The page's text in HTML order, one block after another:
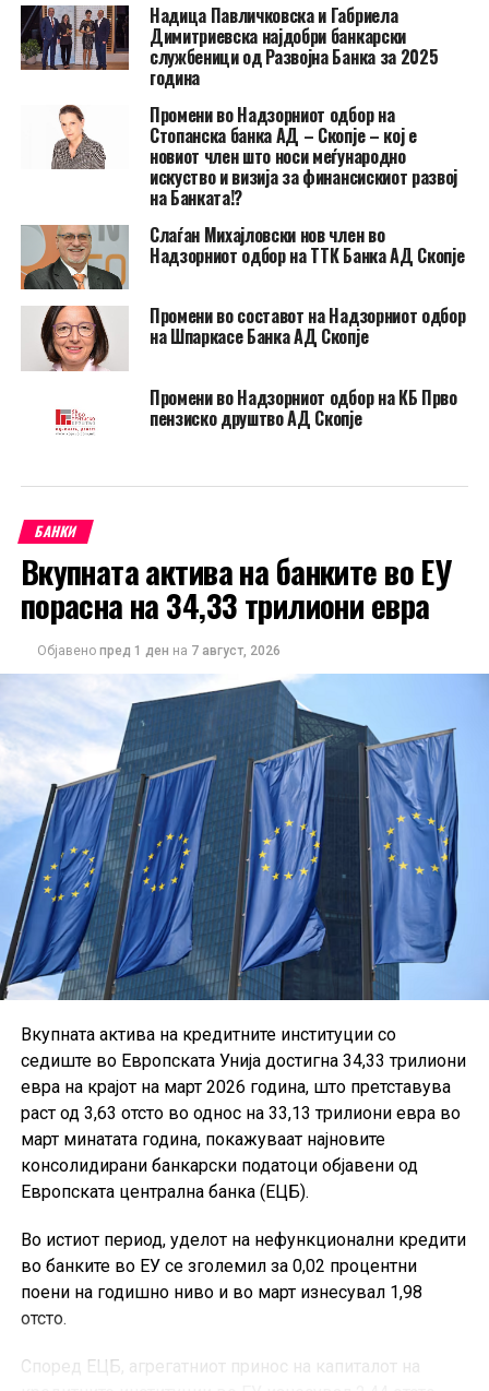
Надица Павличковска и Габриела
Димитриевска најдобри банкарски
службеници од Развојна Банка за 2025
година
Промени во Надзорниот одбор на
Стопанска банка АД – Скопје – кој е
новиот член што носи меѓународно
искуство и визија за финансискиот развој
на Банката!?
Слаѓан Михајловски нов член во
Надзорниот одбор на ТТК Банка АД Скопје
Промени во составот на Надзорниот одбор
на Шпаркасе Банка АД Скопје
Промени во Надзорниот одбор на КБ Прво
пензиско друштво АД Скопје
БАНКИ
Вкупната актива на банките во ЕУ
порасна на 34,33 трилиони евра
Објавено пред 1 ден на 7 август, 2026
Вкупната актива на кредитните институции со
седиште во Европската Унија достигна 34,33 трилиони
евра на крајот на март 2026 година, што претставува
раст од 3,63 отсто во однос на 33,13 трилиони евра во
март минатата година, покажуваат најновите
консолидирани банкарски податоци објавени од
Европската централна банка (ЕЦБ).
Во истиот период, уделот на нефункционални кредити
во банките во ЕУ се зголемил за 0,02 процентни
поени на годишно ниво и во март изнесувал 1,98
отсто.
Според ЕЦБ, агрегатниот принос на капиталот на